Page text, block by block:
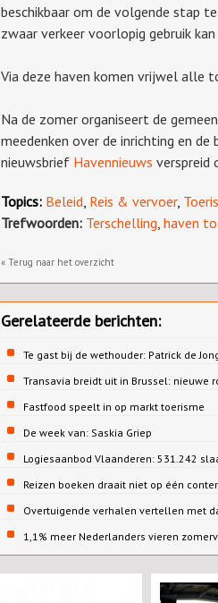
beschikbaar om de volgende stap
zwaar verkeer voorlopig gebruik
Via deze haven komen vrijwel alle
Na de zomer organiseert de
meedenken over de inrichting en de
nieuwsbrief Havennieuws verspreid
Topics: Beleid Reis & vervoer,
Trefwoorden: Terschelling haven
« Terug naar het overzicht
Gerelateerde berichten:
Te gast bij de wethouder: Patrick de
Transavia breidt uit in Brussel: nieuwe
Fastfood speelt in op markt toerisme
De week van: Saskia Griep
Logiesaanbod Vlaanderen: 531.242
Reizen boeken draait niet op één
Overtuigende verhalen vertellen met
1,1% meer Nederlanders vieren